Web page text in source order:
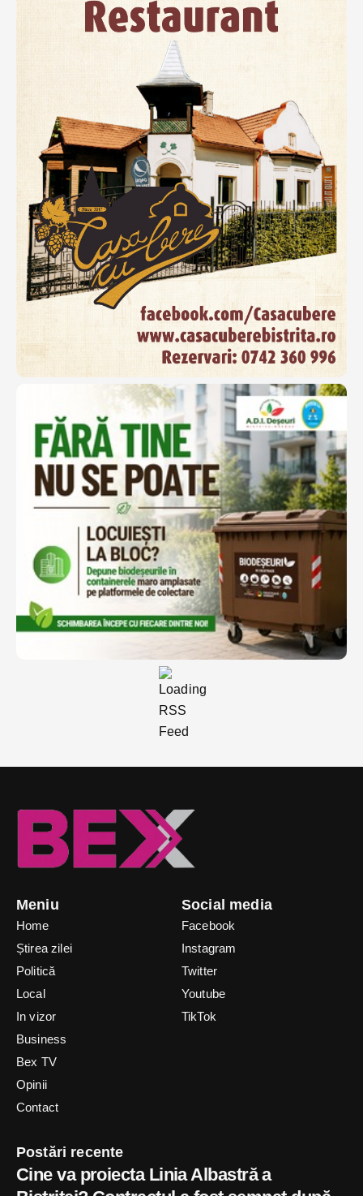
Meniu
Home
Știrea zilei
Politică
Local
In vizor
Business
Bex TV
Opinii
Contact
Social media
Facebook
Instagram
Twitter
Youtube
TikTok
Postări recente
Cine va proiecta Linia Albastră a